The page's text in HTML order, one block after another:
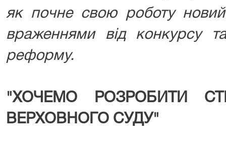
як почне свою роботу
враженнями від конкурсу
реформу.
"ХОЧЕМО РОЗРОБИТИ
ВЕРХОВНОГО СУДУ"